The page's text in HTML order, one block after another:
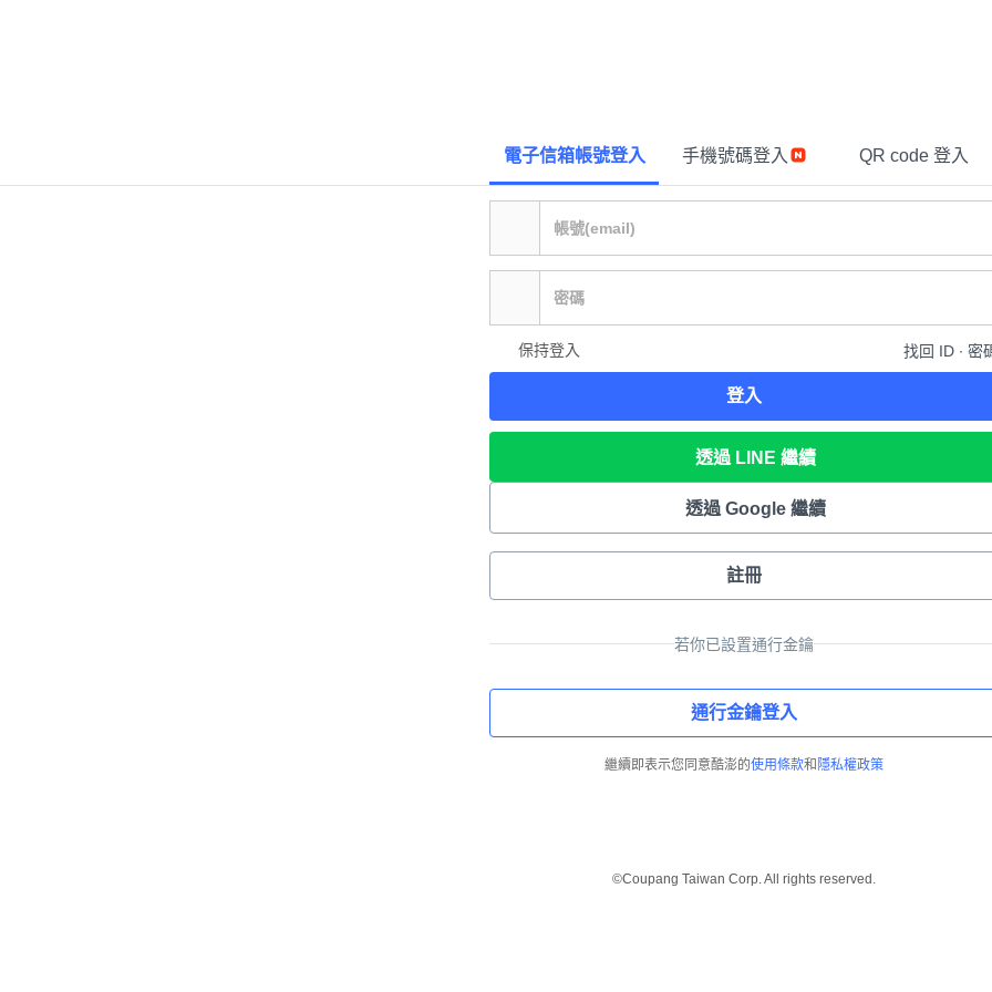
電子信箱帳號登入 手機號碼登入 QR code 登入
保持登入 找回 ID ∙ 密
登入
透過 LINE 繼續
透過 Google 繼續
註冊
若你已設置通行金鑰
通行金鑰登入
繼續即表示您同意酷澎的使用條款和 隱私權政策
©Coupang Taiwan Corp. All rights reserved.